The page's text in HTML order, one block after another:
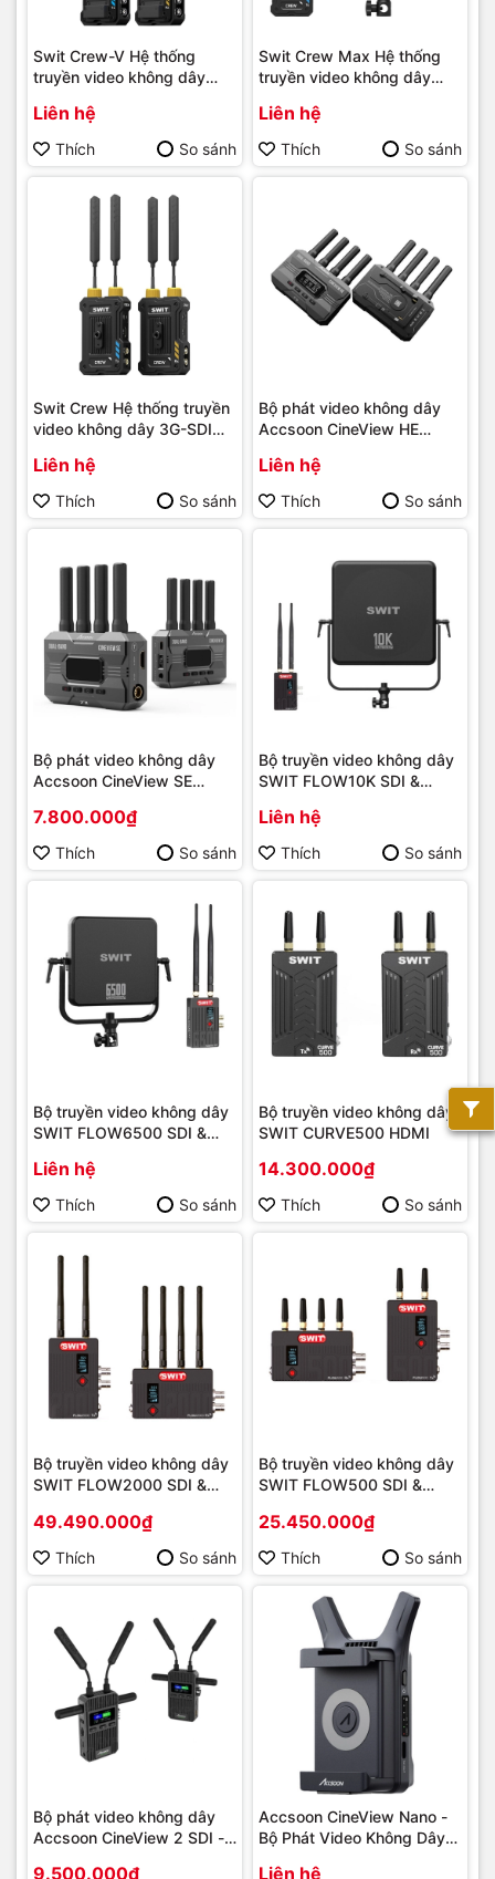
Swit Crew-V Hệ thống
truyền video không dây
Liên hệ
Thích So sánh
Swit Crew Max Hệ thống
truyền video không dây
Liên hệ
Thích So sánh
Swit Crew Hệ thống truyền
video không dây 3G-SDI
Liên hệ
Thích So sánh
Bộ phát video không dây
Accsoon CineView HE
chính hãng
Liên hệ
Thích So sánh
Bộ phát video không dây
Accsoon CineView SE
chính hãng
7.800.000₫
Thích So sánh
Bộ truyền video không dây
SWIT FLOW10K SDI &
Liên hệ
Thích So sánh
Bộ truyền video không dây
SWIT FLOW6500 SDI &
Liên hệ
Thích So sánh
Bộ truyền video không dây
SWIT CURVE500 HDMI
14.300.000₫
Thích So sánh
Bộ truyền video không dây
SWIT FLOW2000 SDI &
49.490.000₫
Thích So sánh
Bộ truyền video không dây
SWIT FLOW500 SDI &
25.450.000₫
Thích So sánh
Bộ phát video không dây
Accsoon CineView 2 SDI -
9.500.000₫
Accsoon CineView Nano -
Bộ Phát Video Không Dây
Liên hệ